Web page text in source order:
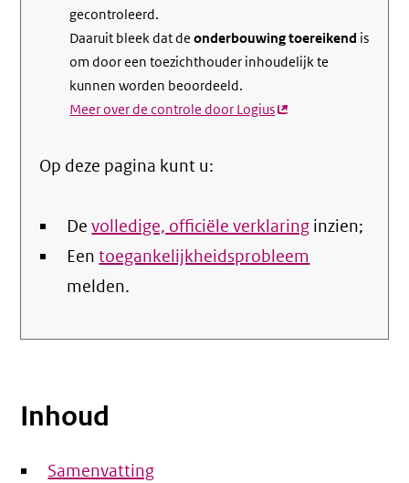
gecontroleerd.
Daaruit bleek dat deonderbouwing toereikend is
om door een toezichthouder inhoudelijk te
kunnen worden beoordeeld.
Meer over de controle door Logius(externe
Op deze pagina kunt u:
Devolledige, officiële verklaring inzien;
Eentoegankelijkheidsprobleem
melden.
Inhoud
Samenvatting